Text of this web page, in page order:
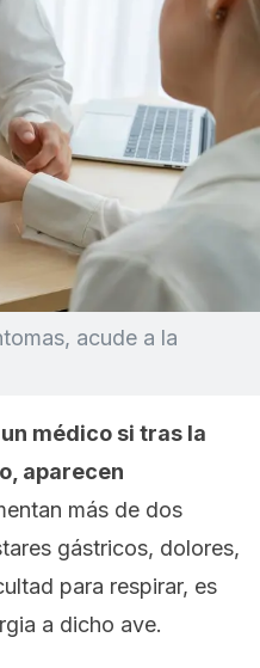
acude a la
médico si tras la
aparecen
más de dos
gástricos, dolores,
para respirar, es
a dicho ave.